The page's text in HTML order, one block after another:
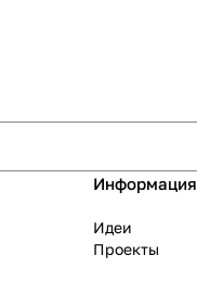
Информация
Идеи
Проекты